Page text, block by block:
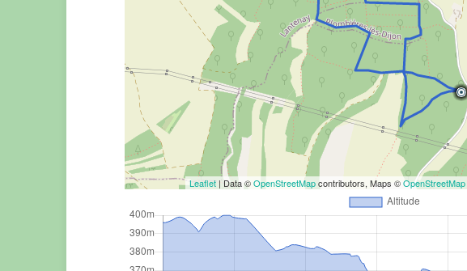
Leaflet | Data ©OpenStreetMapcontributors, Maps ©OpenStreetMap